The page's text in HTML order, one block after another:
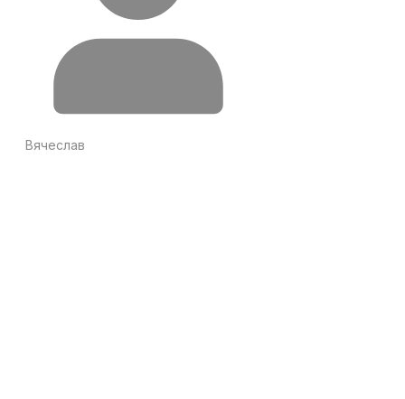
Вячеслав